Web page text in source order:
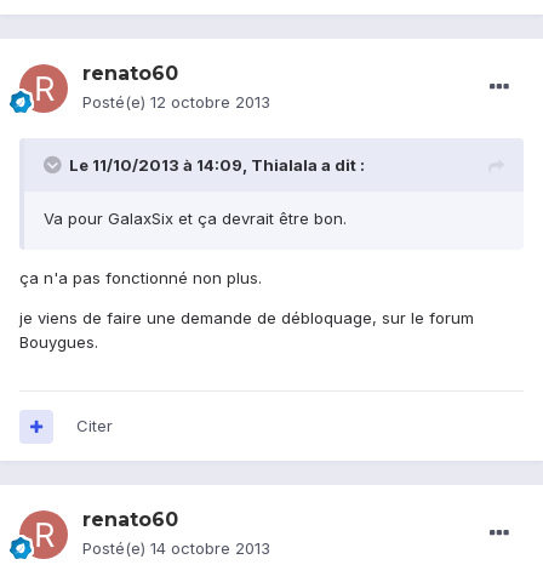
renato60
Posté(e) 12 octobre 2013
Le 11/10/2013 à 14:09, Thialala a dit :
Va pour GalaxSix et ça devrait être bon.
ça n'a pas fonctionné non plus.
je viens de faire une demande de débloquage, sur le forum
Bouygues.
Citer
renato60
Posté(e) 14 octobre 2013